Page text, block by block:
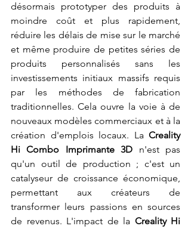
désormais prototyper des produits à
moindre coût et plus rapidement,
réduire les délais de mise sur le marché
et même produire de petites séries de
produits personnalisés sans les
investissements initiaux massifs requis
par les méthodes de fabrication
traditionnelles. Cela ouvre la voie à de
nouveaux modèles commerciaux et à la
création d'emplois locaux. La Creality
Hi Combo Imprimante 3D n'est pas
qu'un outil de production ; c'est un
catalyseur de croissance économique,
permettant aux créateurs de
transformer leurs passions en sources
de revenus. L'impact de la Creality Hi